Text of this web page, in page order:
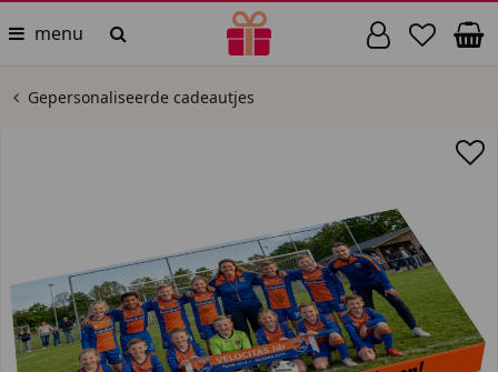
menu
Gepersonaliseerde cadeautjes